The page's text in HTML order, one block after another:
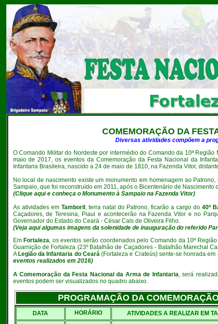
COMEMORAÇÃO DA
Diversas atividades compõem a
OComando Militar do Nordeste por intermédio do Comando da 10ª
maio de 2017, os eventos da Comemoração da Festa Nacional da
Infantaria Brasileira, nascido a 24 de maio de 1810, na Fazenda Vitor,
No local de nascimento existe um monumento em homenagem ao
Sampaio, que foi reconstruído em 2011, após o Bicentenário de Nascimento
(Clique aqui e conheça o Monumento à Sampaio na Fazenda Vitor)
As atividades em Tamboril , terra natal do Patrono, ficarão a cargo do 40º
Caçadores, de Teresina, Piaui e acontecerão na Fazenda Vitor e no
Governador do Estado do Ceará - César Cals de Oliveira Filho.
(Veja aqui algumas imagens da solenidade de inauguração do referido
Em Fortaleza, os eventos serão coordenados pelo Comando da 10ª
Guarnição de Fortaleza (23º Batalhão de Caçadores - Batalhão Marechal
A Legião da Infantaria do Ceará(Fortaleza e Crateús) sente-se honrada
eventos realizados em 2016)
A Comemoração da Festa Nacional da Arma de Infantaria, será
eventos podem ser visualizados no quadro abaixo.
PROGRAMAÇÃO DA
DATA HORÁRIO ATIVIDADES A REALIZAR EM